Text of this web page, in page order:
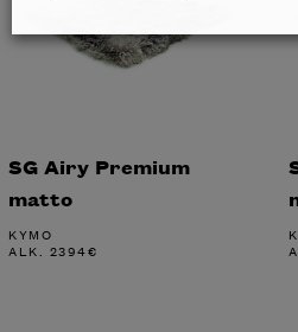
SG Airy Premium
matto
KYMO
ALK. 2394€